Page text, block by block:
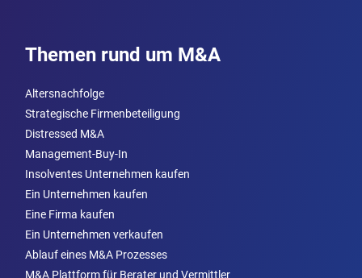
Themen rund um M&A
Altersnachfolge
Strategische Firmenbeteiligung
Distressed M&A
Management-Buy-In
Insolventes Unternehmen kaufen
Ein Unternehmen kaufen
Eine Firma kaufen
Ein Unternehmen verkaufen
Ablauf eines M&A Prozesses
M&A Plattform für Berater und Vermittler